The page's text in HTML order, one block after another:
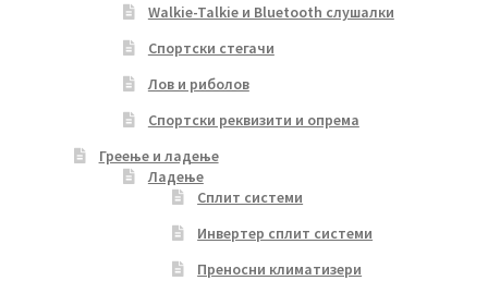
Walkie-Talkie и Bluetooth слушалки
Спортски стегачи
Лов и риболов
Спортски реквизити и опрема
Греење и ладење
Ладење
Сплит системи
Инвертер сплит системи
Преносни климатизери